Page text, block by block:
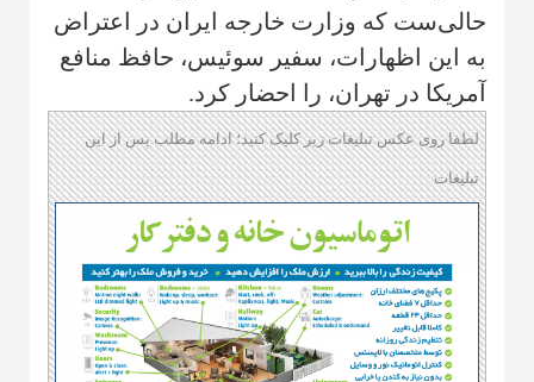
حالی‌ست که وزارت خارجه ایران در اعتراض
به این اظهارات، سفیر سوئیس، حافظ منافع
آمریکا در تهران، را احضار کرد.
لطفا روی عکس تبلیغات زیر کلیک کنید؛ ادامه مطلب پس از این
تبلیغات